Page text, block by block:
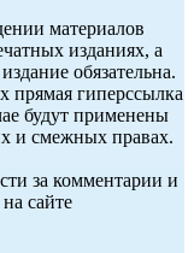
материалов
изданиях, а
обязательна.
прямая гиперссылка
будут применены
и смежных правах.
за комментарии и
сайте